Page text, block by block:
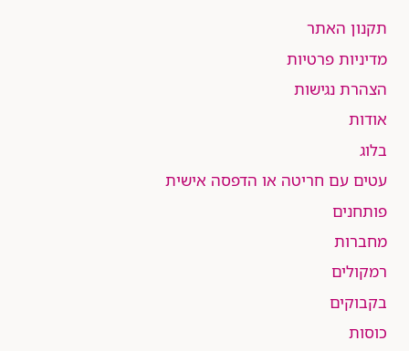
תקנון האתר
מדיניות פרטיות
הצהרת נגישות
אודות
בלוג
עטים עם חריטה או הדפסה אישית
פותחנים
מחברות
רמקולים
בקבוקים
כוסות